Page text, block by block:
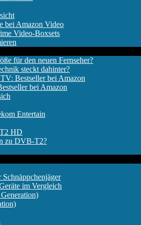
bei Amazon Video
Video-Boxsets
für den neuen Fernseher?
steckt dahinter?
Bestseller bei Amazon
bei Amazon
Entertain
HD
zu DVB-T2?
im Vergleich